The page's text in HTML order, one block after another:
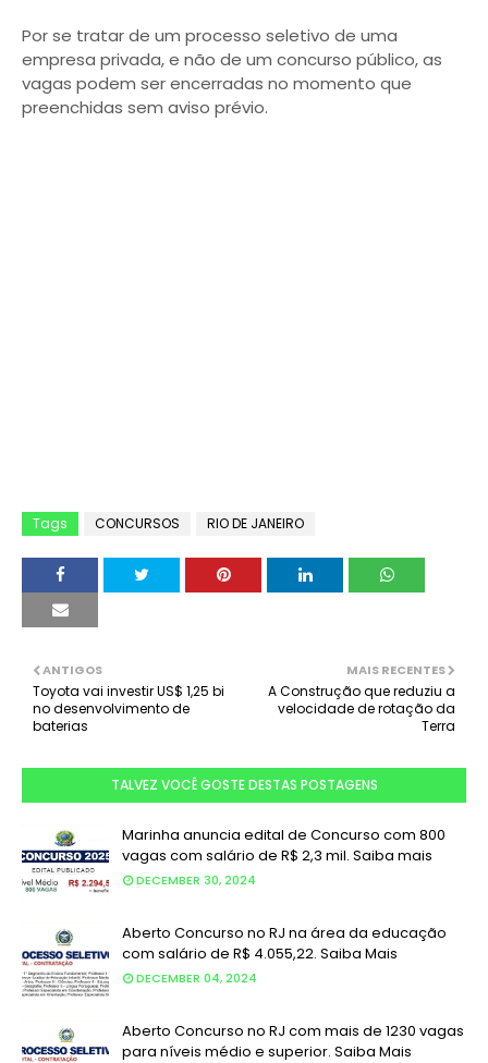
Por se tratar de um processo seletivo de uma
empresa privada, e não de um concurso público, as
vagas podem ser encerradas no momento que
preenchidas sem aviso prévio.
Tags CONCURSOS RIO DE JANEIRO
MAIS RECENTES
A Construção que reduziu a
velocidade de rotação da
Terra
ANTIGOS
Toyota vai investir US$ 1,25 bi
no desenvolvimento de
baterias
TALVEZ VOCÊ GOSTE DESTAS POSTAGENS
Marinha anuncia edital de Concurso com 800
vagas com salário de R$ 2,3 mil. Saiba mais
DECEMBER 30, 2024
Aberto Concurso no RJ na área da educação
com salário de R$ 4.055,22. Saiba Mais
DECEMBER 04, 2024
Aberto Concurso no RJ com mais de 1230 vagas
para níveis médio e superior. Saiba Mais